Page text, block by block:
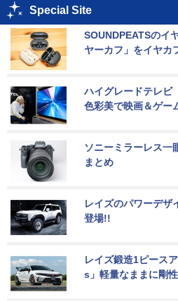
Special Site
SOUNDPEATSのイ
ヤーカフ」をイヤカ
ハイグレードテレビ
色彩美で映画＆ゲー
ソニーミラーレス一
まとめ
レイズのパワーデザ
登場!!
レイズ鍛造1ピース
s」軽量なままに剛